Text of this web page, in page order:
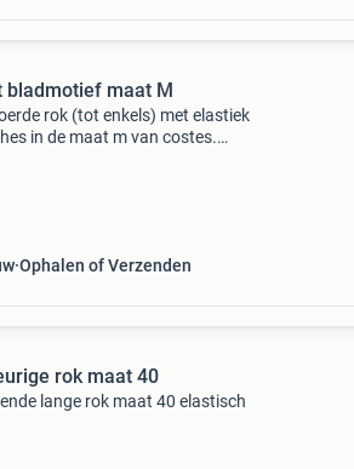
bladmotief maat M
rok (tot enkels) met elastiek
in de maat m van costes.
Ophalen of Verzenden
rok maat 40
lange rok maat 40 elastisch